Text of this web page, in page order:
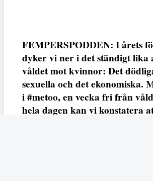
FEMPERSPODDEN: I årets
dyker vi ner i det ständigt lika
våldet mot kvinnor: Det
sexuella och det ekonomiska.
i #metoo, en vecka fri från
hela dagen kan vi konstatera